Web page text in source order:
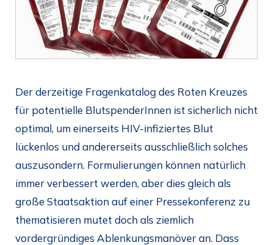
Der derzeitige Fragenkatalog des Roten Kreuzes
für potentielle BlutspenderInnen ist sicherlich nicht
optimal, um einerseits HIV-infiziertes Blut
lückenlos und andererseits ausschließlich solches
auszusondern. Formulierungen können natürlich
immer verbessert werden, aber dies gleich als
große Staatsaktion auf einer Pressekonferenz zu
thematisieren mutet doch als ziemlich
vordergründiges Ablenkungsmanöver an. Dass